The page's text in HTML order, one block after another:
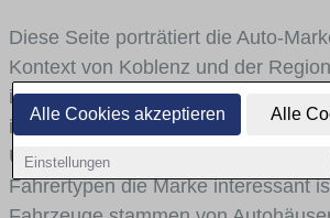
Alle Cookies akzeptieren Alle
Einstellungen
Diese Seite porträtiert die Auto-
Kontext von Koblenz und der
in welchen Fahrzeugklassen Bugatti
ist, welche Modellreihen häufig im
Umlandverkehr zu sehen sind und
Fahrertypen die Marke interessant